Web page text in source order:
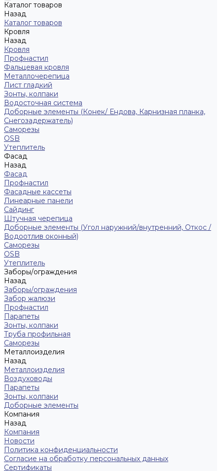
Каталог товаров
Назад
Каталог товаров
Кровля
Назад
Кровля
Профнастил
Фальцевая кровля
Металлочерепица
Лист гладкий
Зонты, колпаки
Водосточная система
Доборные элементы (Конек/ Ендова, Карнизная планка,
Снегозадержатель)
Саморезы
ОSB
Утеплитель
Фасад
Назад
Фасад
Профнастил
Фасадные кассеты
Линеарные панели
Сайдинг
Штучная черепица
Доборные элементы (Угол наружний/внутренний, Откос /
Водоотлив оконный)
Саморезы
OSB
Утеплитель
Заборы/ограждения
Назад
Заборы/ограждения
Забор жалюзи
Профнастил
Парапеты
Зонты, колпаки
Труба профильная
Саморезы
Металлоизделия
Назад
Металлоизделия
Воздуховоды
Парапеты
Зонты, колпаки
Доборные элементы
Компания
Назад
Компания
Новости
Политика конфиденциальности
Согласие на обработку персональных данных
Сертификаты